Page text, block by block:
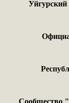
Сообщество